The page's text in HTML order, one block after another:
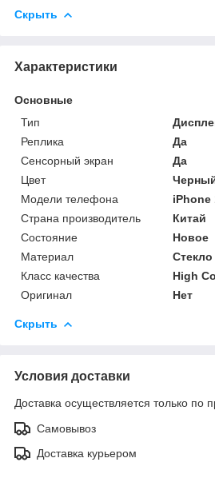
Скрыть
Характеристики
Основные
Тип
Реплика
Да
Сенсорный экран
Да
Цвет
Модели телефона
iPhone
Страна производитель
Китай
Состояние
Новое
Материал
Стекло
Класс качества
High
Оригинал
Нет
Скрыть
Условия доставки
Доставка осуществляется только по
Самовывоз
Доставка курьером